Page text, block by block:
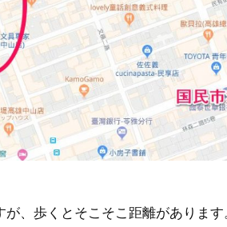
、歩くとそこそこ距離がありま